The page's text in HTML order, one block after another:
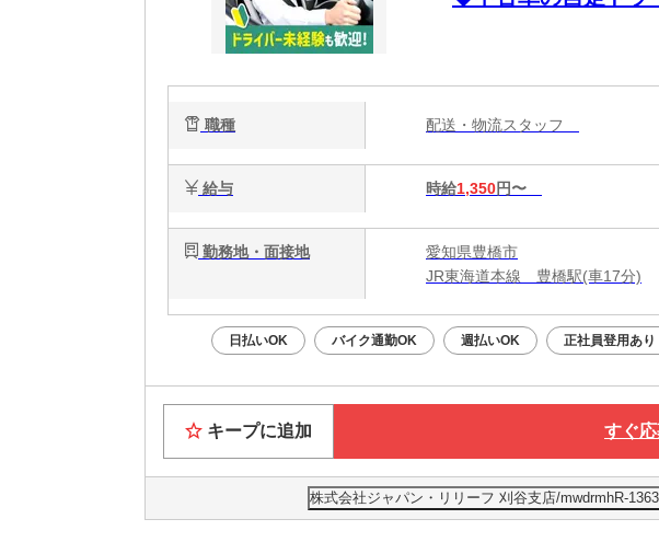
職種 配送・物流スタッフ
給与 時給1,350円〜
勤務地・面接地
愛知県豊橋市
JR東海道本線 豊橋駅(車17分)
日払いOK バイク通勤OK 週払いOK 正社員登用あり
キープに追加 すぐ
株式会社ジャパン・リリーフ 刈谷支店/mwdrmhR-